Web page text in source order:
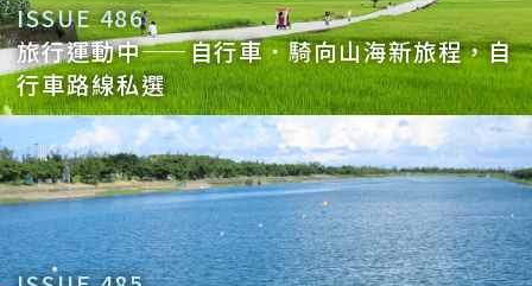
ISSUE 486
旅行運動中——自行車．騎向山海新旅程，自
行車路線私選